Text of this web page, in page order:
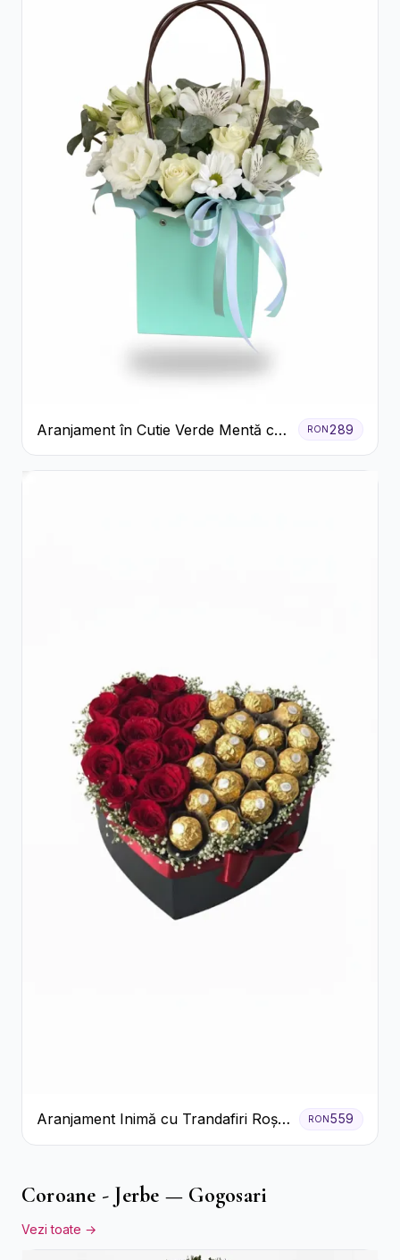
Aranjament în Cutie Verde Mentă cu
Trandafiri și Alstroemeria
RON289
Aranjament Inimă cu Trandafiri Roșii
și Ciocolată Ferrero Rocher
RON559
Coroane - Jerbe — Gogosari
Vezi toate →